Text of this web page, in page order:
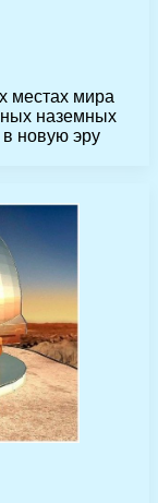
местах мира
наземных
новую эру